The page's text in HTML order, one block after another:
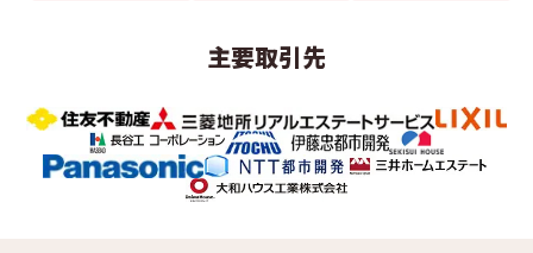
主要取引先